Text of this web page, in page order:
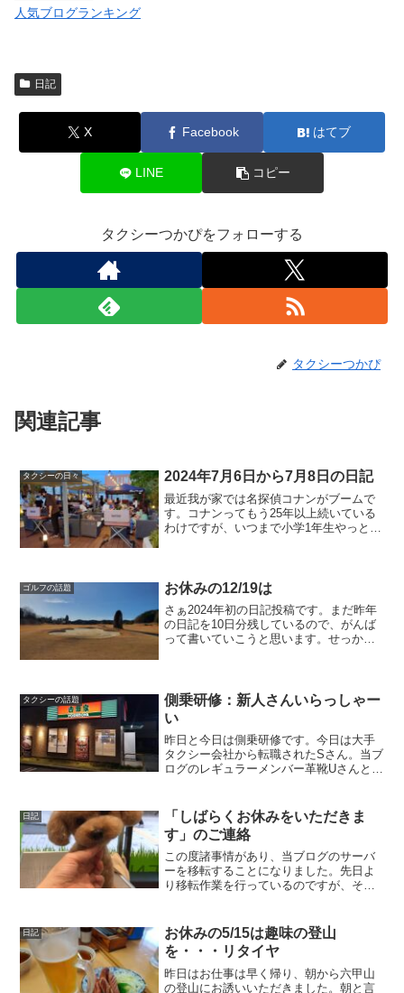
人気ブログランキング
日記
X Facebook はてブ
LINE コピー
タクシーつかぴをフォローする
タクシーつかぴ
関連記事
タクシーの日々 2024年7月6日から7月8日の日記
最近我が家では名探偵コナンがブームで
す。コナンってもう25年以上続いている
わけですが、いつまで小学1年生やっとる
語が進んでいるそうで...
ゴルフの話題 お休みの12/19は
さぁ2024年初の日記投稿です。まだ昨年
の日記を10日分残しているので、がんば
って書いていこうと思います。せっかく
枚の写真を公...
タクシーの話題
側乗研修：新人さんいらっしゃー
い
昨日と今日は側乗研修です。今日は大手
タクシー会社から転職されたSさん。当ブ
ログのレギュラーメンバー革靴Uさんと同
た。前の会社で3年近い経験があり、その
前の仕事でも大阪を走...
日記
「しばらくお休みをいただきま
す」のご連絡
この度諸事情があり、当ブログのサーバ
ーを移転することになりました。先日よ
り移転作業を行っているのですが、その
し自体は無事完了し、今は新しいサーバ
ーで動いております。移転...
日記
お休みの5/15は趣味の登山
を・・・リタイヤ
昨日はお仕事は早く帰り、朝から六甲山
の登山にお誘いいただきました。朝と言